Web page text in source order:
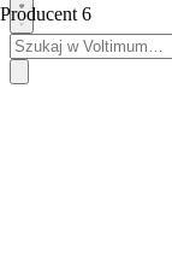
Producent 6